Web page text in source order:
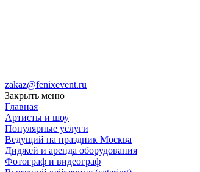
zakaz@fenixevent.ru
Закрыть меню
Главная
Артисты и шоу
Популярные услуги
Ведущий на праздник Москва
Диджей и аренда оборудования
Фотограф и видеограф